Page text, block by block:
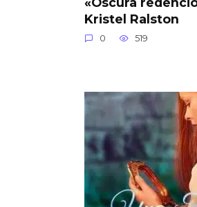
Kristel Ralston
0 519